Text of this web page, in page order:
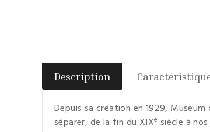
Description
Depuis sa création en 1929,
séparer, de la fin du XIXe siècle à